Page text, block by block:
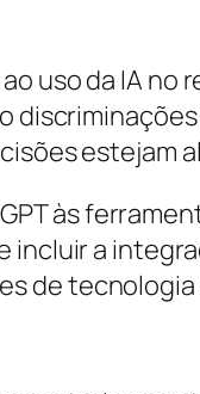
uso da IA
estejam
às
a
de tecnologia